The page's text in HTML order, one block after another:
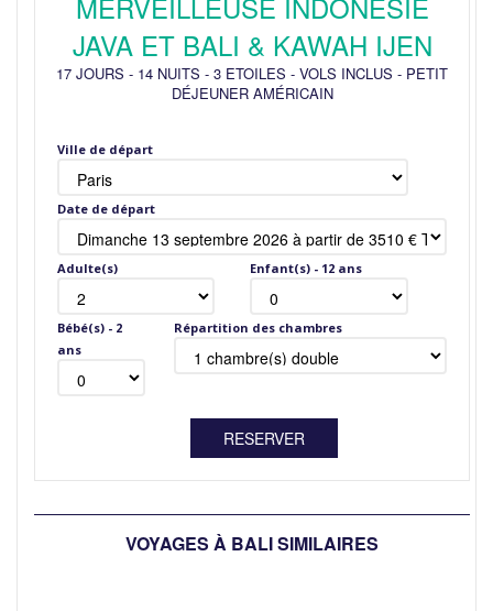
JAVA ET BALI & KAWAH IJEN
17 JOURS - 14 NUITS - 3 ETOILES - VOLS INCLUS - PETIT
DÉJEUNER AMÉRICAIN
Ville de départ
Date de départ
Adulte(s) Enfant(s) - 12 ans
Bébé(s) - 2
ans
Répartition des chambres
VOYAGES À BALI SIMILAIRES